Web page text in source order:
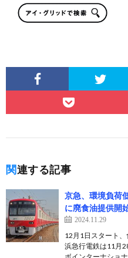
関連する記事
京急、環境負荷
に廃食油提供開
2024.11.29
12月1日スタート
浜急行電鉄は11月